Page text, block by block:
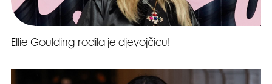
Ellie Goulding rodila je djevojčicu!